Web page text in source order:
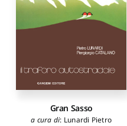
Gran Sasso
a cura di: Lunardi Pietro